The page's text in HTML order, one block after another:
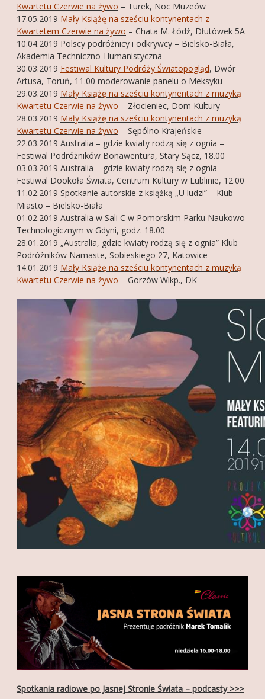
Kwartetu Czerwie na żywo – Turek, Noc Muzeów
17.05.2019 Mały Książę na sześciu kontynentach z
Kwartetem Czerwie na żywo – Chata M. Łódź, Dłutówek 5A
10.04.2019 Polscy podróżnicy i odkrywcy – Bielsko-Biała,
Akademia Techniczno-Humanistyczna
30.03.2019 Festiwal Kultury Podróży Światopogląd, Dwór
Artusa, Toruń, 11.00 moderowanie panelu o Meksyku
29.03.2019 Mały Książę na sześciu kontynentach z muzyką
Kwartetu Czerwie na żywo – Złocieniec, Dom Kultury
28.03.2019 Mały Książę na sześciu kontynentach z muzyką
Kwartetu Czerwie na żywo – Sępólno Krajeńskie
22.03.2019 Australia – gdzie kwiaty rodzą się z ognia –
Festiwal Podróżników Bonawentura, Stary Sącz, 18.00
03.03.2019 Australia – gdzie kwiaty rodzą się z ognia –
Festiwal Dookoła Świata, Centrum Kultury w Lublinie, 12.00
11.02.2019 Spotkanie autorskie z książką „U ludzi” – Klub
Miasto – Bielsko-Biała
01.02.2019 Australia w Sali C w Pomorskim Parku Naukowo-
Technologicznym w Gdyni, godz. 18.00
28.01.2019 „Australia, gdzie kwiaty rodzą się z ognia” Klub
Podróżników Namaste, Sobieskiego 27, Katowice
14.01.2019 Mały Książę na sześciu kontynentach z muzyką
Kwartetu Czerwie na żywo – Gorzów Wlkp., DK
Spotkania radiowe po Jasnej Stronie Świata – podcasty >>>